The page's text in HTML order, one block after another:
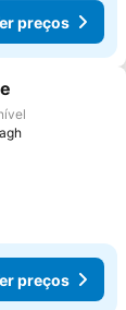
preços
preços